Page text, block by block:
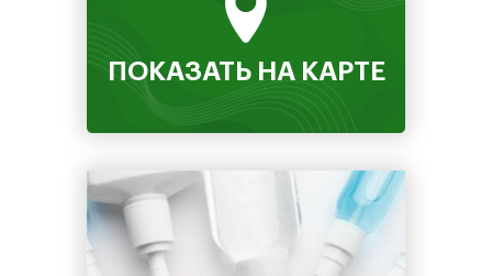
Аксессуары
Кафе и рестораны
ПОКАЗАТЬ НА КАРТЕ